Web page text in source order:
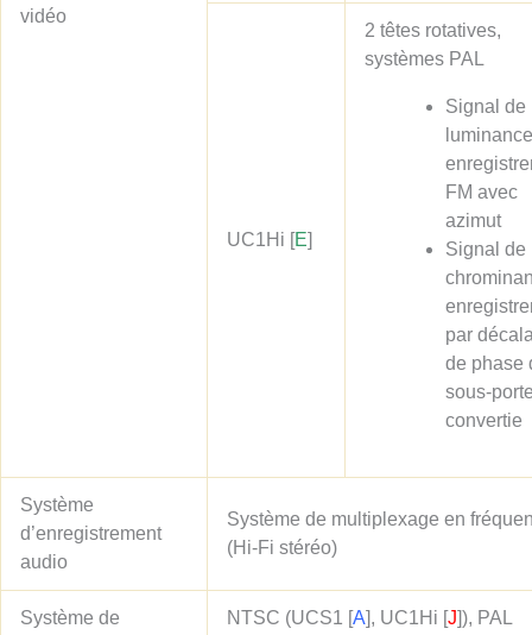
vidéo
UC1Hi [E]
2 têtes rotatives,
systèmes PAL
Signal de
FM avec
azimut
Signal de
par
de phase
sous-
convertie
Système
d’enregistrement
audio
Système de multiplexage en
(Hi-Fi stéréo)
Système de
NTSC (UCS1 [A], UC1Hi [J]), PAL